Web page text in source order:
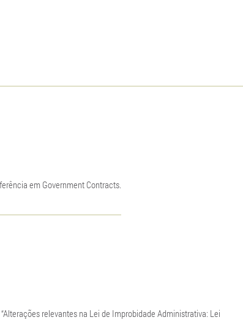
em Government Contracts.
relevantes na Lei de Improbidade Administrativa: Lei